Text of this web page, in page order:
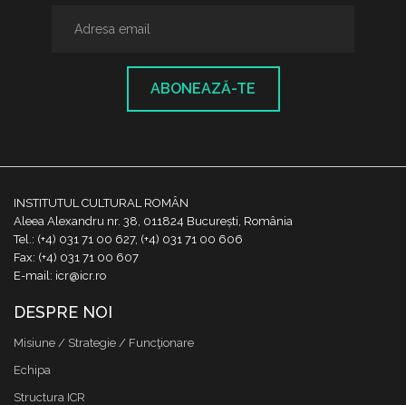
ABONEAZĂ-TE
INSTITUTUL CULTURAL ROMÂN
Aleea Alexandru nr. 38, 011824 București, România
Tel.: (+4) 031 71 00 627, (+4) 031 71 00 606
Fax: (+4) 031 71 00 607
E-mail: icr@icr.ro
DESPRE NOI
Misiune / Strategie / Funcţionare
Echipa
Structura ICR